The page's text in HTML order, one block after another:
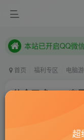
首页 福利专区 电脑
使命召唤10：幽
超